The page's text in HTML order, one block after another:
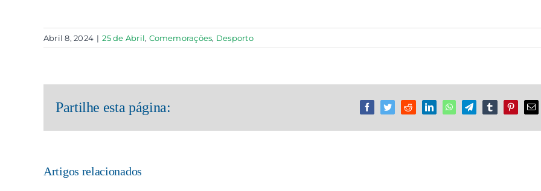
Abril 8, 2024 | 25 de Abril, Comemorações, Desporto
Partilhe esta página: FacebookTwitterRedditLinkedInWhatsAppTelegramTumblrPinterest
Artigos relacionados